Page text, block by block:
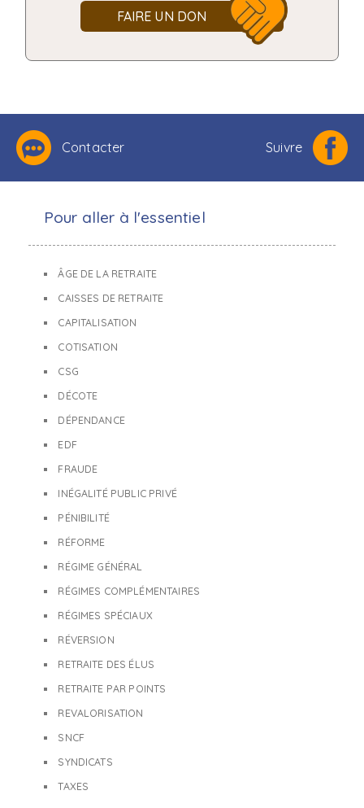
FAIRE UN DON
Contacter Suivre
Pour aller à l'essentiel
ÂGE DE LA RETRAITE
CAISSES DE RETRAITE
CAPITALISATION
COTISATION
CSG
DÉCOTE
DÉPENDANCE
EDF
FRAUDE
INÉGALITÉ PUBLIC PRIVÉ
PÉNIBILITÉ
RÉFORME
RÉGIME GÉNÉRAL
RÉGIMES COMPLÉMENTAIRES
RÉGIMES SPÉCIAUX
RÉVERSION
RETRAITE DES ÉLUS
RETRAITE PAR POINTS
REVALORISATION
SNCF
SYNDICATS
TAXES